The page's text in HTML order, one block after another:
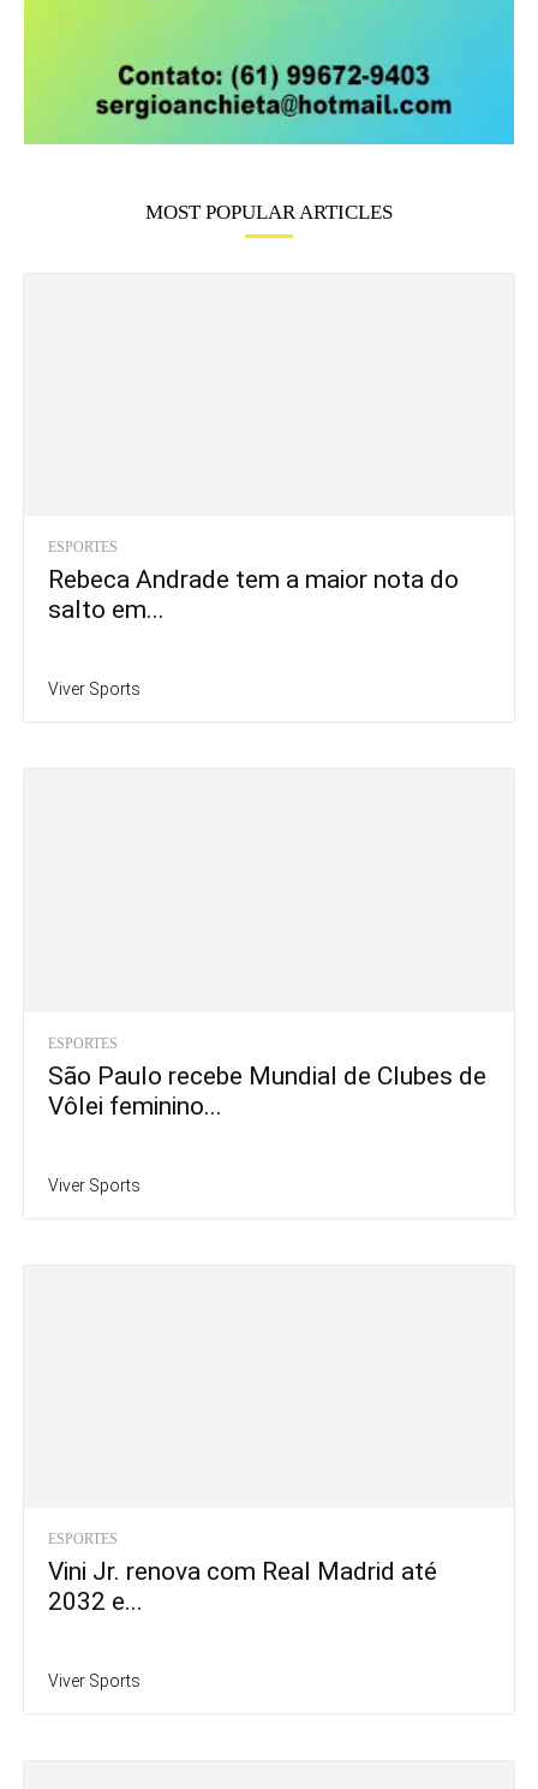
MOST POPULAR ARTICLES
ESPORTES
Rebeca Andrade tem a maior nota do
salto em...
Viver Sports
ESPORTES
São Paulo recebe Mundial de Clubes de
Vôlei feminino...
Viver Sports
ESPORTES
Vini Jr. renova com Real Madrid até
2032 e...
Viver Sports